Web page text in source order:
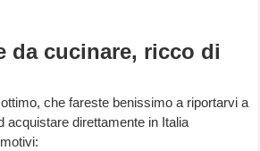
da cucinare, ricco di
che fareste benissimo a riportarvi a
acquistare direttamente in Italia